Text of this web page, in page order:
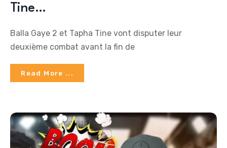
Tine…
Balla Gaye 2 et Tapha Tine vont disputer leur
deuxième combat avant la fin de
Read More ...